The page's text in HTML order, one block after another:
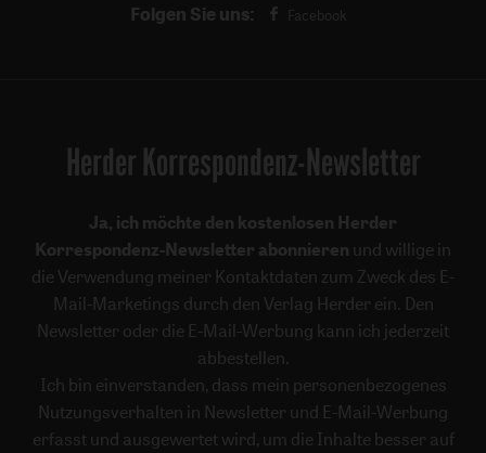
Folgen Sie uns: Facebook
Herder Korrespondenz-Newsletter
Ja, ich möchte den kostenlosen Herder
Korrespondenz-Newsletter abonnieren und willige in
die Verwendung meiner Kontaktdaten zum Zweck des E-
Mail-Marketings durch den Verlag Herder ein. Den
Newsletter oder die E-Mail-Werbung kann ich jederzeit
abbestellen.
Ich bin einverstanden, dass mein personenbezogenes
Nutzungsverhalten in Newsletter und E-Mail-Werbung
erfasst und ausgewertet wird, um die Inhalte besser auf